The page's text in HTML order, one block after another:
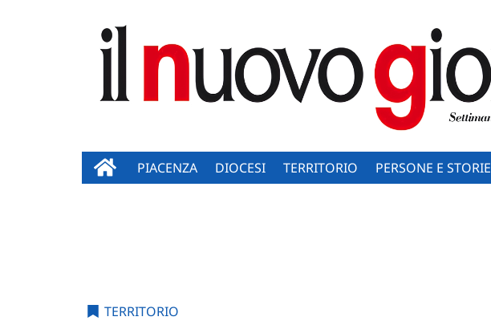
PIACENZA DIOCESI TERRITORIO PERSONE E STORIE
TERRITORIO